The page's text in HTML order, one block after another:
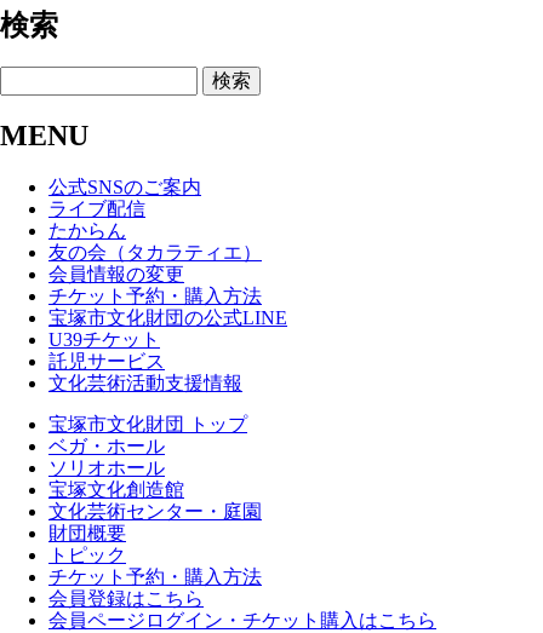
検索
検索
MENU
公式SNSのご案内
ライブ配信
たからん
友の会（タカラティエ）
会員情報の変更
チケット予約・購入方法
宝塚市文化財団の公式LINE
U39チケット
託児サービス
文化芸術活動支援情報
宝塚市文化財団 トップ
ベガ・ホール
ソリオホール
宝塚文化創造館
文化芸術センター・庭園
財団概要
トピック
チケット予約・購入方法
会員登録はこちら
会員ページログイン・チケット購入はこちら